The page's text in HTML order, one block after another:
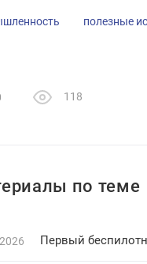
полезные
118
по теме
Первый